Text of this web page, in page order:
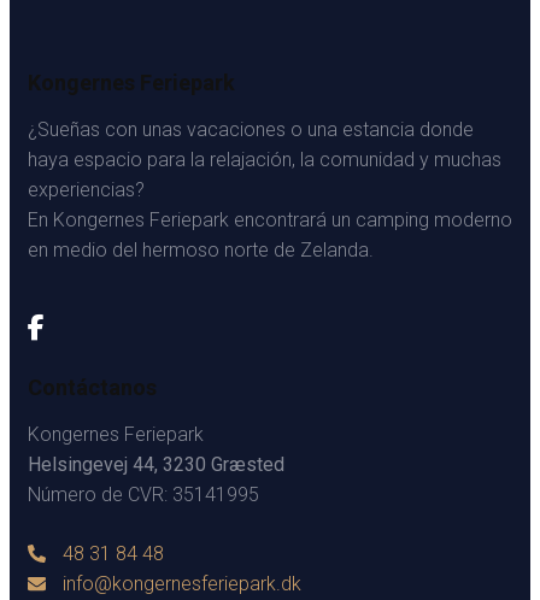
Kongernes Feriepark
¿Sueñas con unas vacaciones o una estancia donde
haya espacio para la relajación, la comunidad y muchas
experiencias?
En Kongernes Feriepark encontrará un camping moderno
en medio del hermoso norte de Zelanda.
Contáctanos
Kongernes Feriepark
Helsingevej 44, 3230 Græsted
Número de CVR: 35141995
48 31 84 48
info@kongernesferiepark.dk